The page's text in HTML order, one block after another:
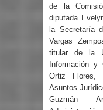
de la
diputada
la Secretaría
Vargas
titular de la
Información y
Ortiz Flores,
Asuntos
Guzmán